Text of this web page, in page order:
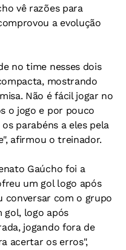
vê razões para
a evolução
no time nesses dois
mostrando
Não é fácil jogar no
o jogo e por pouco
parabéns a eles pela
afirmou o treinador.
Gaúcho foi a
um gol logo após
conversar com o grupo
gol, logo após
jogando fora de
acertar os erros",